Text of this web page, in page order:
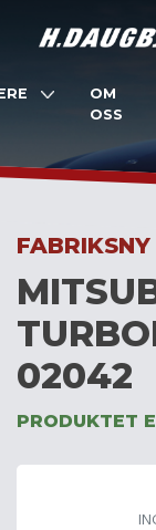
OM
OSS
02042
PRODUKTET